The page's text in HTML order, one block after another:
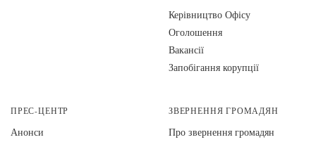
Керівництво Офісу
Оголошення
Вакансії
Запобігання корупції
ПРЕС-ЦЕНТР
Анонси
ЗВЕРНЕННЯ ГРОМАДЯН
Про звернення громадян